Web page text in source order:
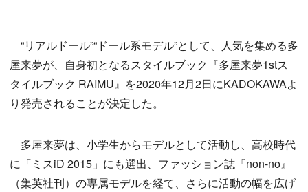
“リアルドール”“ドール系モデル”として、人気を集める多
屋来夢が、自身初となるスタイルブック『多屋来夢1stス
タイルブック RAIMU』を2020年12月2日にKADOKAWAよ
り発売されることが決定した。
多屋来夢は、小学生からモデルとして活動し、高校時代
に「ミスiD 2015」にも選出、ファッション誌『non-no』
（集英社刊）の専属モデルを経て、さらに活動の幅を広げ